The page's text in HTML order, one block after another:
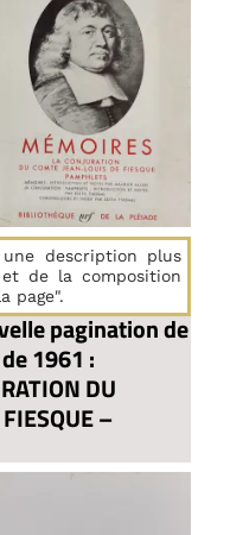
pagination de
1961 :
DU
–
description plus
de la composition
page".